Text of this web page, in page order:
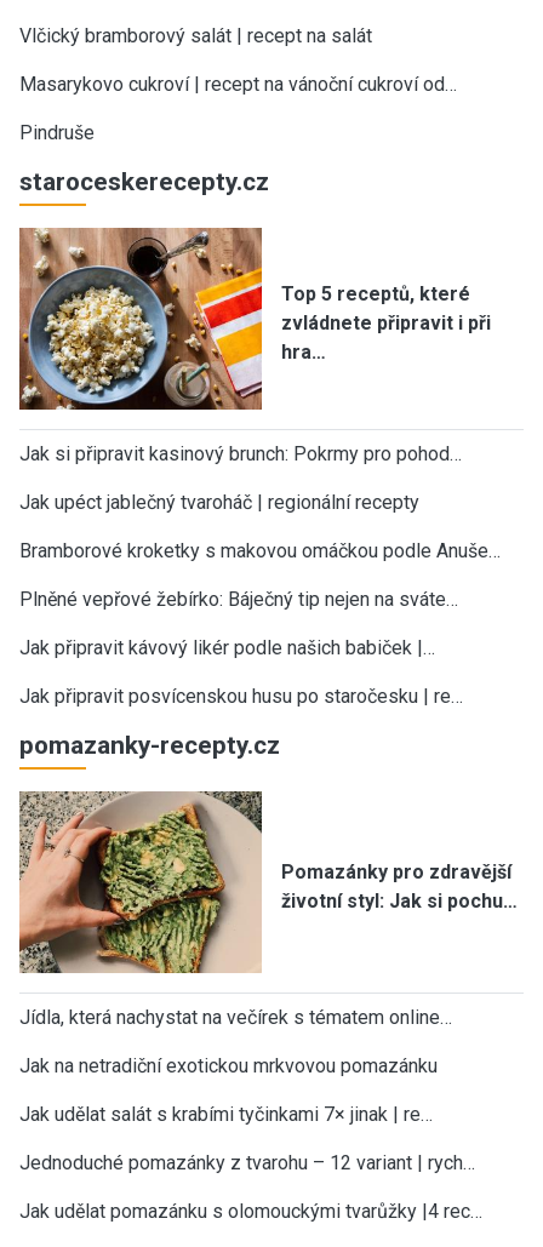
Vlčický bramborový salát | recept na salát
Masarykovo cukroví | recept na vánoční cukroví od…
Pindruše
staroceskerecepty.cz
Top 5 receptů, které
zvládnete připravit i při
hra…
Jak si připravit kasinový brunch: Pokrmy pro pohod…
Jak upéct jablečný tvaroháč | regionální recepty
Bramborové kroketky s makovou omáčkou podle Anuše…
Plněné vepřové žebírko: Báječný tip nejen na sváte…
Jak připravit kávový likér podle našich babiček |…
Jak připravit posvícenskou husu po staročesku | re…
pomazanky-recepty.cz
Pomazánky pro zdravější
životní styl: Jak si pochu…
Jídla, která nachystat na večírek s tématem online…
Jak na netradiční exotickou mrkvovou pomazánku
Jak udělat salát s krabími tyčinkami 7× jinak | re…
Jednoduché pomazánky z tvarohu – 12 variant | rych…
Jak udělat pomazánku s olomouckými tvarůžky |4 rec…